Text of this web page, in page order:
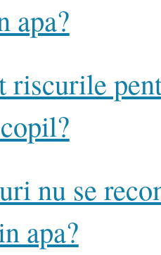
apa?
riscurile
nu se
apa?